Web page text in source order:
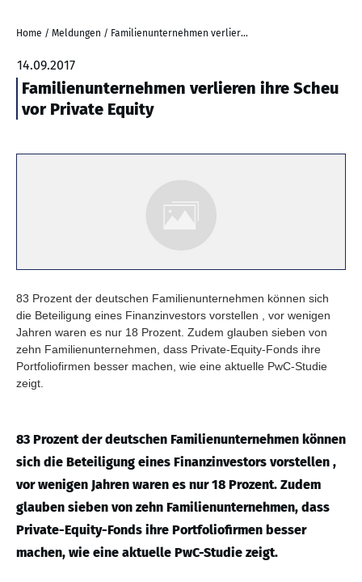
Home / Meldungen / Familienunternehmen verlieren ihre Scheu vor Private Equity
14.09.2017
Familienunternehmen verlieren ihre Scheu
vor Private Equity
83 Prozent der deutschen Familienunternehmen können sich
die Beteiligung eines Finanzinvestors vorstellen , vor wenigen
Jahren waren es nur 18 Prozent. Zudem glauben sieben von
zehn Familienunternehmen, dass Private-Equity-Fonds ihre
Portfoliofirmen besser machen, wie eine aktuelle PwC-Studie
zeigt.
83 Prozent der deutschen Familienunternehmen können
sich die Beteiligung eines Finanzinvestors vorstellen ,
vor wenigen Jahren waren es nur 18 Prozent. Zudem
glauben sieben von zehn Familienunternehmen, dass
Private-Equity-Fonds ihre Portfoliofirmen besser
machen, wie eine aktuelle PwC-Studie zeigt.